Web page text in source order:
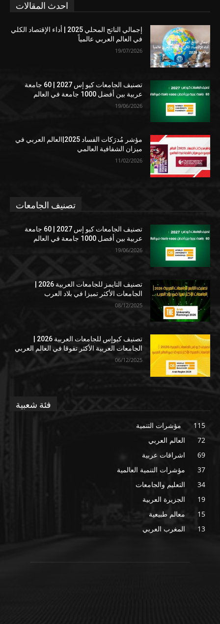
احدث المقالات
إجمالي الناتج المحلي 2025 | أداء الإقتصاد الكلي
في العالم العربي عالمياً
19/07/2026
تصنيف الجامعات كيو إس 2027 | 60 جامعة
عربية بين أفضل 1000 جامعة في العالم
19/06/2026
مؤشر مُدرَكات الفساد 2025|العالم العربي في
ميزان الشفافية العالمي
11/02/2026
تصنيف الجامعات
تصنيف الجامعات كيو إس 2027 | 60 جامعة
عربية بين أفضل 1000 جامعة في العالم
19/06/2026
الجامعات الأكثر تميزا في بلاد العرب
08/12/2025
الجامعات العربية الأكثر تفوقا في العالم العربي
06/12/2025
فئة شعبية
مؤشرات التنمية
115
العالم العربي
72
اشراقات عربية
69
مؤشرات التنمية العالمية
37
التعليم والجامعات
34
الجزيرة العربية
19
معالم طبيعية
15
المغرب العربي
13